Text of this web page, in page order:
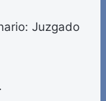
Juzgado